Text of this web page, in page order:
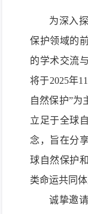
为深入
保护领域的
的学术交流
将于2025年11
自然保护”为
立足于全球
念，旨在分
球自然保护
类命运共同体
诚挚邀